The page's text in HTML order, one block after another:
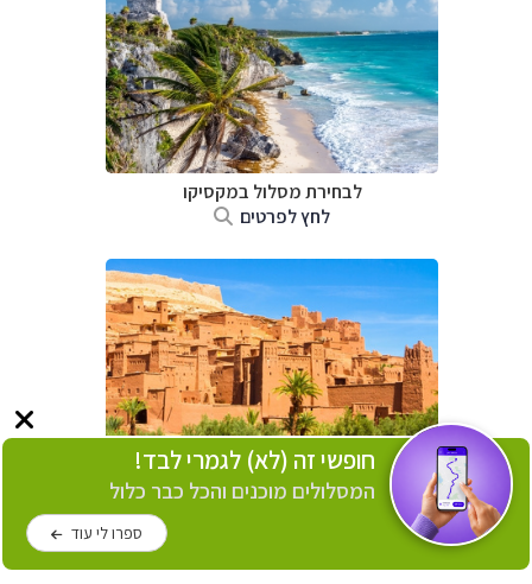
לבחירת מסלול במקסיקו
לחץ לפרטים
לבחירת מסלול במרוקו
חופשי זה (לא) לגמרי לבד!
המסלולים מוכנים והכל כבר כלול
ספרו לי עוד